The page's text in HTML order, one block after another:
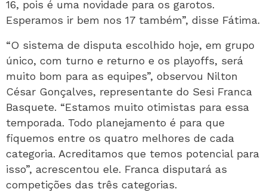
16, pois é uma novidade para os garotos.
Esperamos ir bem nos 17 também”, disse Fátima.
“O sistema de disputa escolhido hoje, em grupo
único, com turno e returno e os playoffs, será
muito bom para as equipes”, observou Nilton
César Gonçalves, representante do Sesi Franca
Basquete. “Estamos muito otimistas para essa
temporada. Todo planejamento é para que
fiquemos entre os quatro melhores de cada
categoria. Acreditamos que temos potencial para
isso”, acrescentou ele. Franca disputará as
competições das três categorias.